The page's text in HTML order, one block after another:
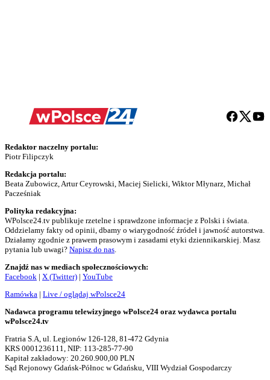
Redaktor naczelny portalu:
Piotr Filipczyk
Redakcja portalu:
Beata Zubowicz, Artur Ceyrowski, Maciej Sielicki, Wiktor Młynarz, Michał
Pacześniak
Polityka redakcyjna:
WPolsce24.tv publikuje rzetelne i sprawdzone informacje z Polski i świata.
Oddzielamy fakty od opinii, dbamy o wiarygodność źródeł i jawność autorstwa.
Działamy zgodnie z prawem prasowym i zasadami etyki dziennikarskiej. Masz
pytania lub uwagi? Napisz do nas.
Znajdź nas w mediach społecznościowych:
Facebook | X (Twitter) | YouTube
Ramówka | Live / oglądaj wPolsce24
Nadawca programu telewizyjnego wPolsce24 oraz wydawca portalu
wPolsce24.tv
Fratria S.A, ul. Legionów 126-128, 81-472 Gdynia
KRS 0001236111, NIP: 113-285-77-90
Kapitał zakładowy: 20.260.900,00 PLN
Sąd Rejonowy Gdańsk-Północ w Gdańsku, VIII Wydział Gospodarczy